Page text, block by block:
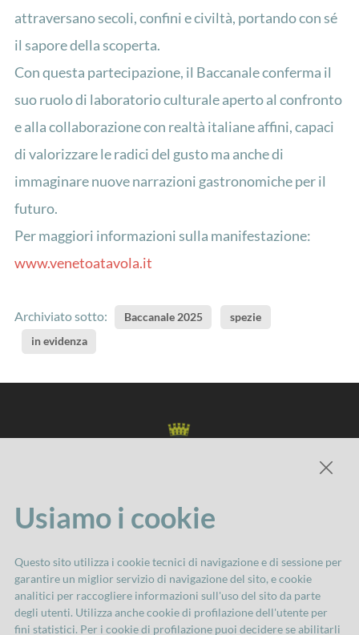
attraversano secoli, confini e civiltà, portando con sé
il sapore della scoperta.
Con questa partecipazione, il Baccanale conferma il
suo ruolo di laboratorio culturale aperto al confronto
e alla collaborazione con realtà italiane affini, capaci
di valorizzare le radici del gusto ma anche di
immaginare nuove narrazioni gastronomiche per il
futuro.
Per maggiori informazioni sulla manifestazione:
www.venetoatavola.it
Archiviato sotto: Baccanale 2025
spezie
in evidenza
Comune di Imola
Servizio Attività culturali
via Cavour, 84 40026 Imola
Tel. 0542 602300
Usiamo i cookie
Questo sito utilizza i cookie tecnici di navigazione e di sessione per
garantire un miglior servizio di navigazione del sito, e cookie
analitici per raccogliere informazioni sull'uso del sito da parte
degli utenti. Utilizza anche cookie di profilazione dell'utente per
fini statistici. Per i cookie di profilazione puoi decidere se abilitarli